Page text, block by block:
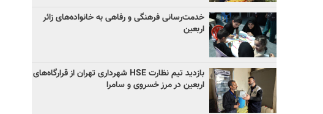
خدمت‌رسانی فرهنگی و رفاهی به خانواده‌های زائر
اربعین
بازدید تیم نظارت HSE شهرداری تهران از قرارگاه‌های
اربعین در مرز خسروی و سامرا